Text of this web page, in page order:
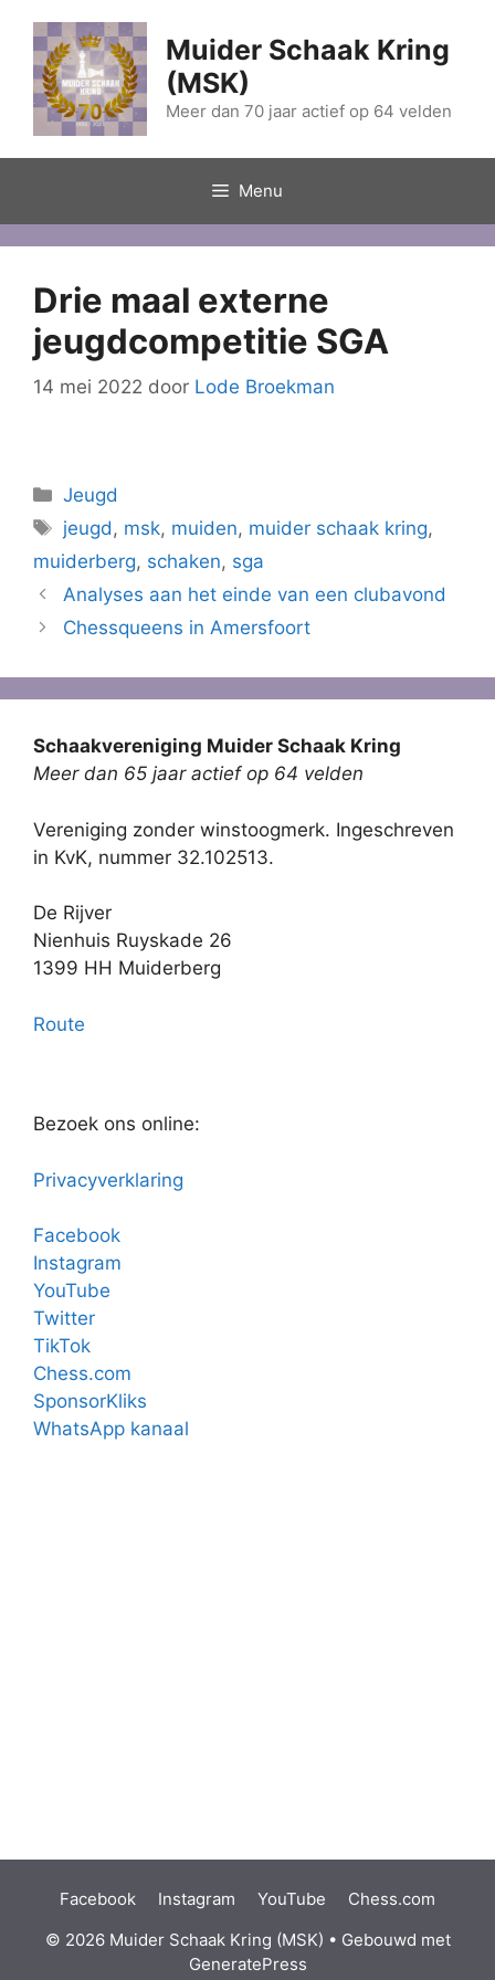
naar
inhoud
Muider Schaak Kring
(MSK)
Meer dan 70 jaar actief op 64 velden
Menu
Drie maal externe
jeugdcompetitie SGA
14 mei 2022 door Lode Broekman
Categorieën
Jeugd
Tags
jeugd, msk, muiden, muider schaak kring,
muiderberg, schaken, sga
Analyses aan het einde van een clubavond
Chessqueens in Amersfoort
Schaakvereniging Muider Schaak Kring
Meer dan 65 jaar actief op 64 velden
Vereniging zonder winstoogmerk. Ingeschreven
in KvK, nummer 32.102513.
De Rijver
Nienhuis Ruyskade 26
1399 HH Muiderberg
Route
Bezoek ons online:
Privacyverklaring
Facebook
Instagram
YouTube
Twitter
TikTok
Chess.com
SponsorKliks
WhatsApp kanaal
Facebook Instagram YouTube
Chess.com
© 2026 Muider Schaak Kring (MSK) • Gebouwd met
GeneratePress